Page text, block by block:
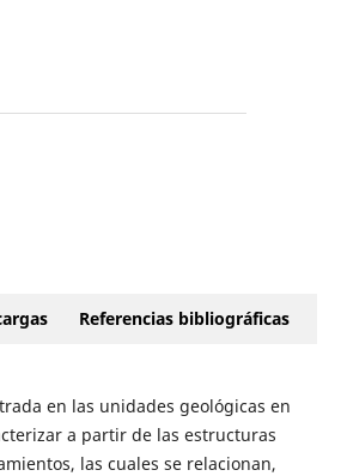
Referencias bibliográficas
en las unidades geológicas en
a partir de las estructuras
las cuales se relacionan,